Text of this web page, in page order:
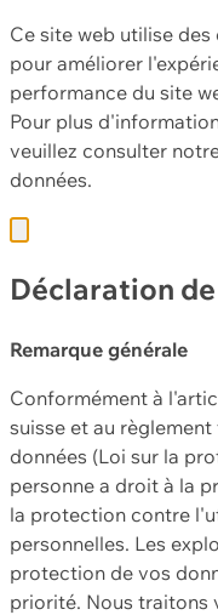
Ce site web utilise
pour améliorer
performance du site
Pour plus
veuillez consulter
données.
Déclaration
Remarque générale
Conformément à
suisse et au
données (Loi sur la
personne a droit à la
la protection contre
personnelles. Les
protection de vos
priorité. Nous traitons